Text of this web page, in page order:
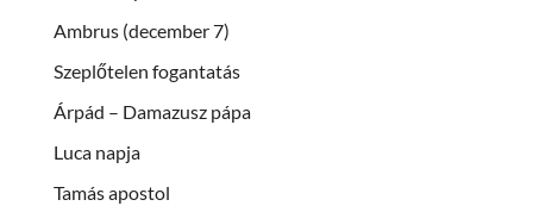
Ambrus (december 7)
Szeplőtelen fogantatás
Árpád – Damazusz pápa
Luca napja
Tamás apostol